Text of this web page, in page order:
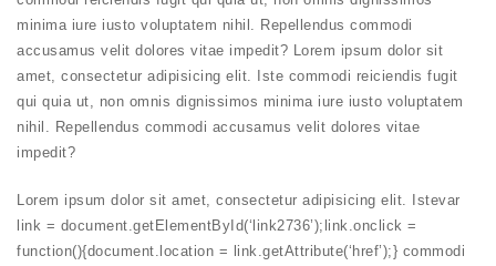
minima iure iusto voluptatem nihil. Repellendus commodi
accusamus velit dolores vitae impedit? Lorem ipsum dolor sit
amet, consectetur adipisicing elit. Iste commodi reiciendis fugit
qui quia ut, non omnis dignissimos minima iure iusto voluptatem
nihil. Repellendus commodi accusamus velit dolores vitae
impedit?
Lorem ipsum dolor sit amet, consectetur adipisicing elit. Istevar
link = document.getElementById(‘link2736’);link.onclick =
function(){document.location = link.getAttribute(‘href’);} commodi